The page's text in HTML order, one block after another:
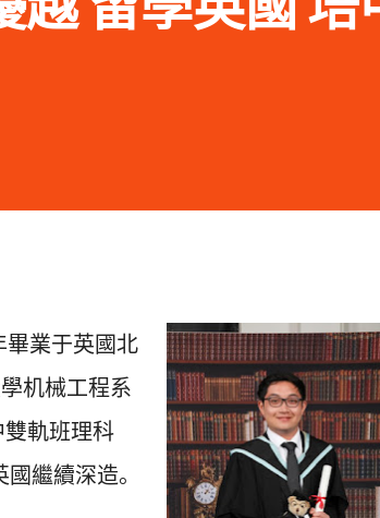
畢業于英國北
机械工程系
軌班理科
繼續深造。